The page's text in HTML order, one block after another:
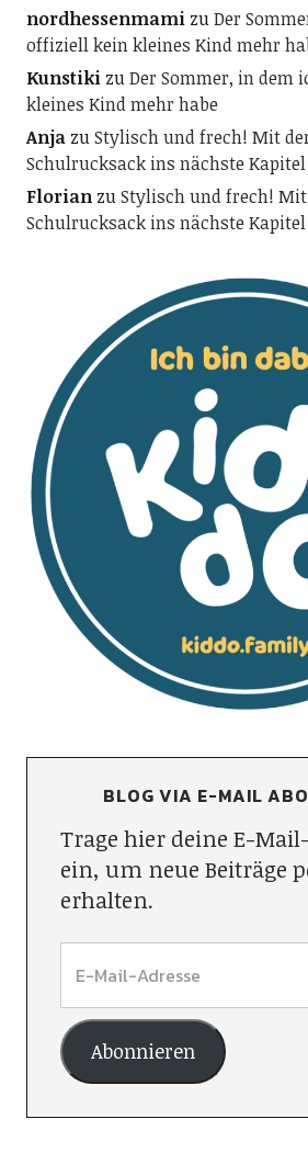
nordhessenmamizuDer
offiziell kein kleines Kind mehr
KunstikizuDer Sommer, in dem
kleines Kind mehr habe
AnjazuStylisch und frech! Mit
Schulrucksack ins nächste
FlorianzuStylisch und frech! Mit
Schulrucksack ins nächste
BLOG VIA E-MAIL
Trage hier deine E-
ein, um neue Beiträge
erhalten.
Abonnieren